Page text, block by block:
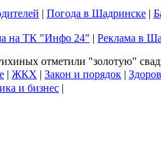
| Погода в Шадринске |
на ТК "Инфо 24" | Реклама в
отметили "золотую"
| ЖКХ | Закон и порядок |
и бизнес |